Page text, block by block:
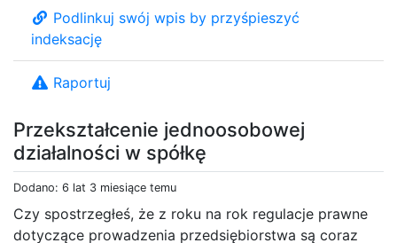
Przekształcenie jednoosobowej
działalności w spółkę
Dodano: 6 lat 3 miesiące temu
Czy spostrzegłeś, że z roku na rok regulacje prawne
dotyczące prowadzenia przedsiębiorstwa są coraz
Podlinkuj swój wpis by przyśpieszyć
indeksację
Raportuj